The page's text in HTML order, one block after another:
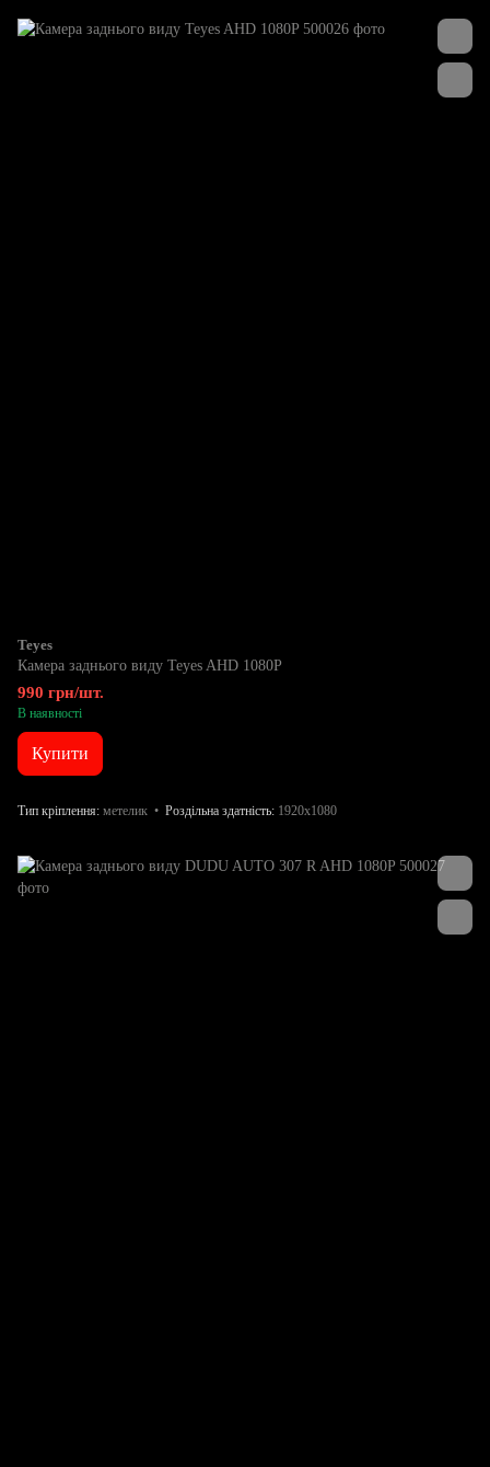
Teyes
Камера заднього виду Teyes AHD 1080P
990 грн/шт.
В наявності
Купити
Тип кріплення метелик Роздільна здатність 1920x1080